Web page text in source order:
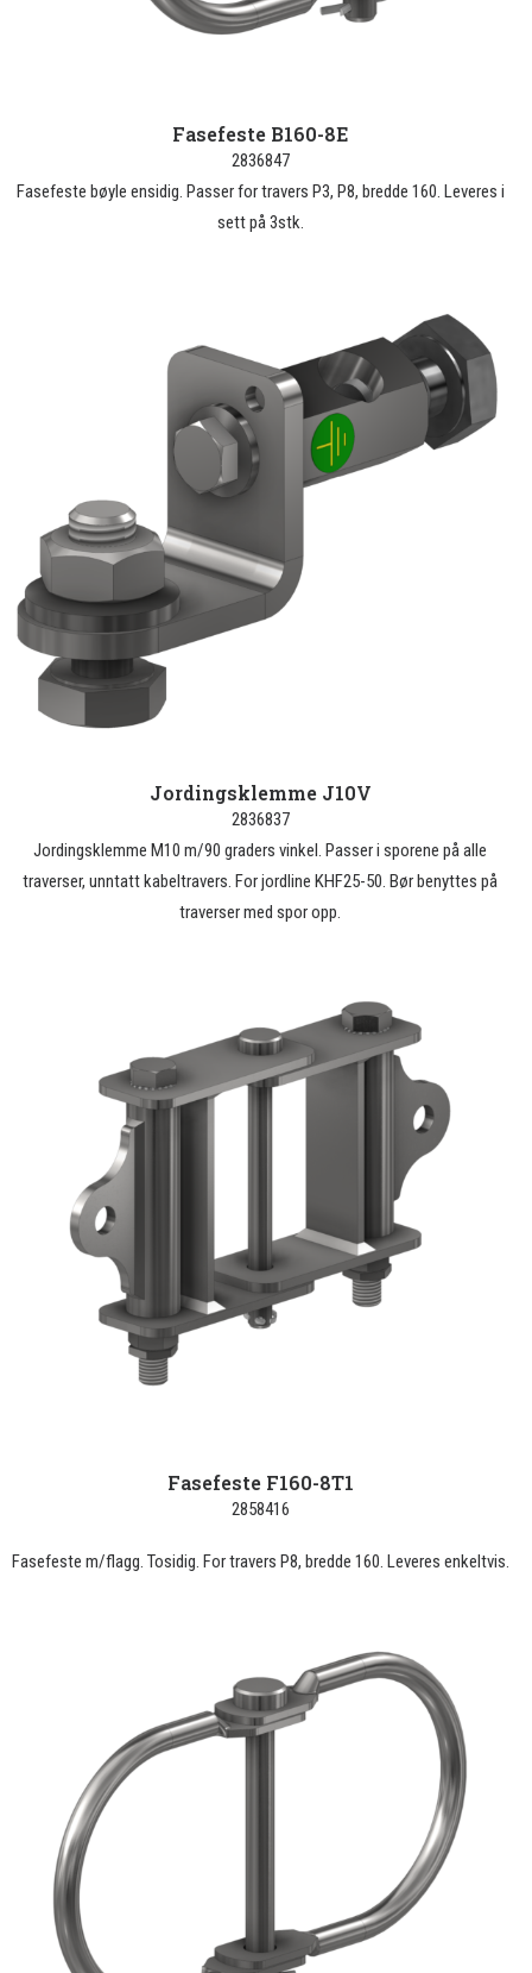
Fasefeste B160-8E
2836847
Fasefeste bøyle ensidig. Passer for travers P3, P8, bredde 160. Leveres i
sett på 3stk.
Jordingsklemme J10V
2836837
Jordingsklemme M10 m/90 graders vinkel. Passer i sporene på alle
traverser, unntatt kabeltravers. For jordline KHF25-50. Bør benyttes på
traverser med spor opp.
Fasefeste F160-8T1
2858416
Fasefeste m/flagg. Tosidig. For travers P8, bredde 160. Leveres enkeltvis.